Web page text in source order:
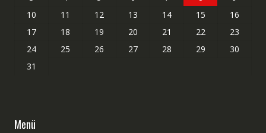
10
11 12 13 14 15
16
17
18 19 20 21 22
23
24
25 26 27 28 29
30
31
Menü